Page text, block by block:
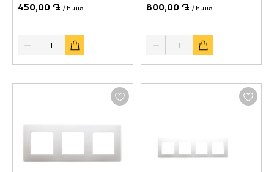
450,00 ֏ / հատ
Quantity
800,00 ֏ / հատ
Quantity